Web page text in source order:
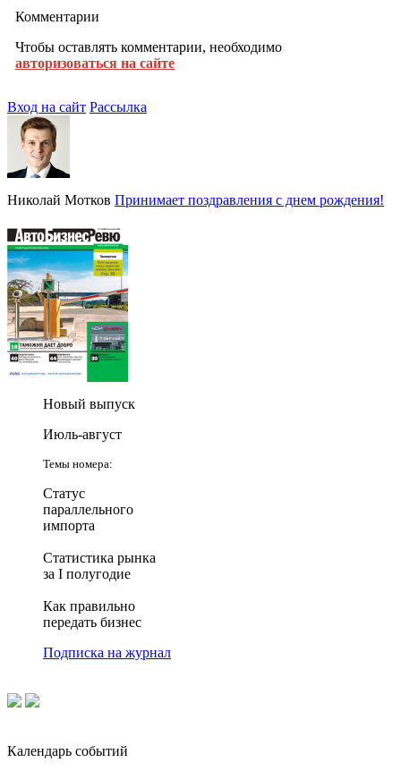
Комментарии
Чтобы оставлять комментарии, необходимо
авторизоваться на сайте
Вход на сайт Рассылка
Николай Мотков Принимает поздравления с днем рождения!
Новый выпуск
Июль-август
Темы номера:
Статус
параллельного
импорта
Статистика рынка
за I полугодие
Как правильно
передать бизнес
Подписка на журнал
Календарь событий